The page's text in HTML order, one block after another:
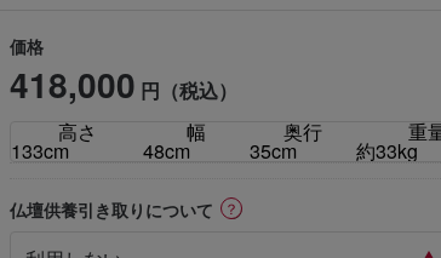
価格
418,000 円（税込）
高さ
幅 奥行 重
133cm 48cm 35cm 約33kg
仏壇供養引き取りについて ⓘ